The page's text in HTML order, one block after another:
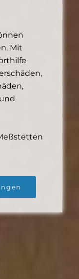
Mit